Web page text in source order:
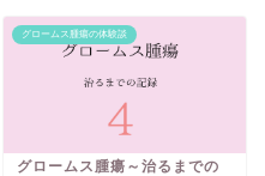
グロームス腫瘍の体験談
グロームス腫瘍～治るまでの